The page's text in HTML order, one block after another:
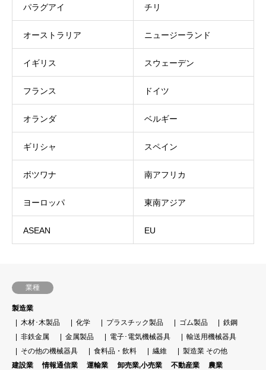
パラグアイ チリ
オーストラリア ニュージーランド
イギリス スウェーデン
フランス ドイツ
オランダ ベルギー
ギリシャ スペイン
ボツワナ 南アフリカ
ヨーロッパ 東南アジア
ASEAN EU
業種
製造業
木材･木製品
化学 プラスチック製品 ゴム製品
鉄鋼
非鉄金属
金属製品 電子･電気機械器具
輸送用機械器具
その他の機械器具
食料品・飲料 繊維
製造業 その他
建設業
情報通信業 運輸業 卸売業,小売業 不動産業
農業